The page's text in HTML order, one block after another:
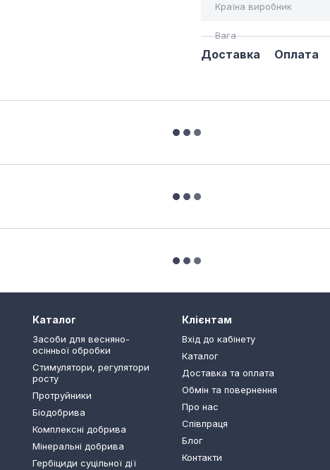
Країна виробник
Вага
Доставка Оплата
Каталог
Засоби для весняно-
осінньої обробки
Стимулятори, регулятори
росту
Протруйники
Біодобрива
Комплексні добрива
Мінеральні добрива
Гербіциди суцільної дії
Клієнтам
Вхід до кабінету
Каталог
Доставка та оплата
Обмін та повернення
Про нас
Співпраця
Блог
Контакти